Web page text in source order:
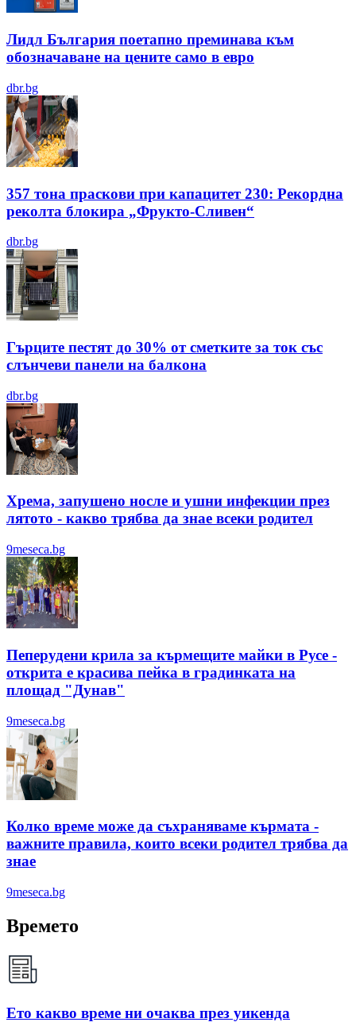
Лидл България поетапно преминава към
обозначаване на цените само в евро
dbr.bg
357 тона праскови при капацитет 230: Рекордна
реколта блокира „Фрукто-Сливен“
dbr.bg
Гърците пестят до 30% от сметките за ток със
слънчеви панели на балкона
dbr.bg
Хрема, запушено носле и ушни инфекции през
лятотo - какво трябва да знае всеки родител
9meseca.bg
Пеперудени крила за кърмещите майки в Русе -
открита е красива пейка в градинката на
площад "Дунав"
9meseca.bg
Колко време може да съхраняваме кърмата -
важните правила, които всеки родител трябва да
знае
9meseca.bg
Времето
Ето какво време ни очаква през уикенда